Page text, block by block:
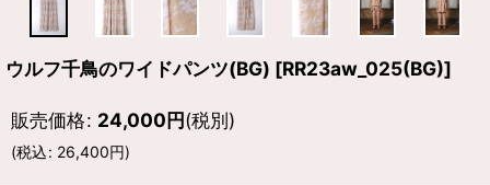
ウルフ千鳥のワイドパンツ(BG) [RR23aw_025(BG)]
販売価格: 24,000円(税別)
(税込: 26,400円)